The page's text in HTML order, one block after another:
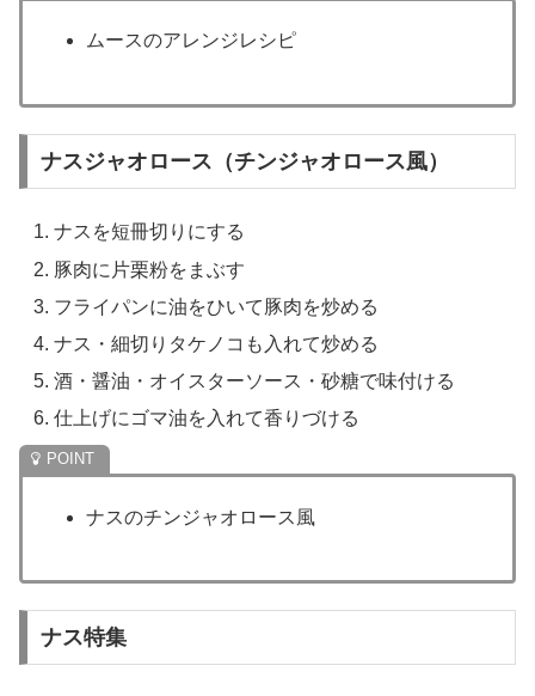
ムースのアレンジレシピ
ナスジャオロース（チンジャオロース風）
ナスを短冊切りにする
豚肉に片栗粉をまぶす
フライパンに油をひいて豚肉を炒める
ナス・細切りタケノコも入れて炒める
酒・醤油・オイスターソース・砂糖で味付ける
仕上げにゴマ油を入れて香りづける
ナスのチンジャオロース風
ナス特集